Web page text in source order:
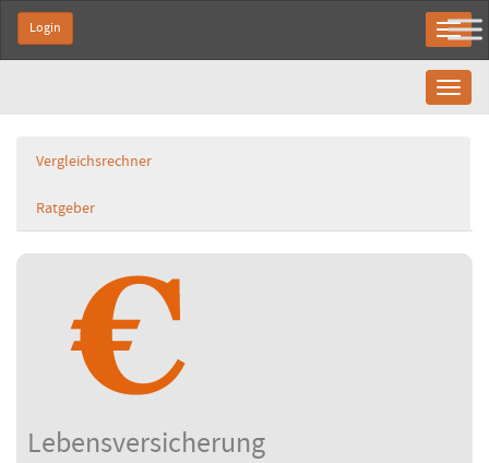
Login
Vergleichsrechner
Ratgeber
Lebensversicherung